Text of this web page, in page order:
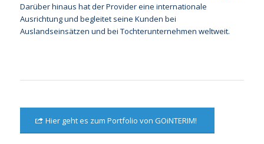
Darüber hinaus hat der Provider eine internationale
Ausrichtung und begleitet seine Kunden bei
Auslandseinsätzen und bei Tochterunternehmen weltweit.
Hier geht es zum Portfolio von GOiNTERIM!